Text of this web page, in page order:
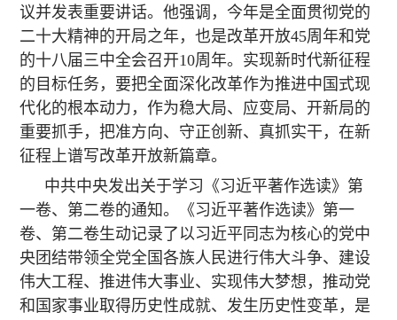
议并发表重要讲话。他强调，今年是全面贯彻党的
二十大精神的开局之年，也是改革开放45周年和党
的十八届三中全会召开10周年。实现新时代新征程
的目标任务，要把全面深化改革作为推进中国式现
代化的根本动力，作为稳大局、应变局、开新局的
重要抓手，把准方向、守正创新、真抓实干，在新
征程上谱写改革开放新篇章。
中共中央发出关于学习《习近平著作选读》第
一卷、第二卷的通知。《习近平著作选读》第一
卷、第二卷生动记录了以习近平同志为核心的党中
央团结带领全党全国各族人民进行伟大斗争、建设
伟大工程、推进伟大事业、实现伟大梦想，推动党
和国家事业取得历史性成就、发生历史性变革，是